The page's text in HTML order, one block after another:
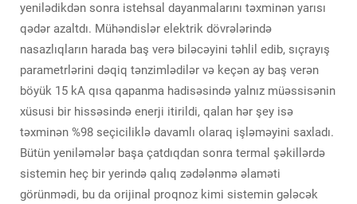
yenilədikdən sonra istehsal dayanmalarını təxminən yarısı
qədər azaltdı. Mühəndislər elektrik dövrələrində
nasazlıqların harada baş verə biləcəyini təhlil edib, sıçrayış
parametrlərini dəqiq tənzimlədilər və keçən ay baş verən
böyük 15 kA qısa qapanma hadisəsində yalnız müəssisənin
xüsusi bir hissəsində enerji itirildi, qalan hər şey isə
təxminən %98 seçiciliklə davamlı olaraq işləməyini saxladı.
Bütün yeniləmələr başa çatdıqdan sonra termal şəkillərdə
sistemin heç bir yerində qalıq zədələnmə əlaməti
görünmədi, bu da orijinal proqnoz kimi sistemin gələcək